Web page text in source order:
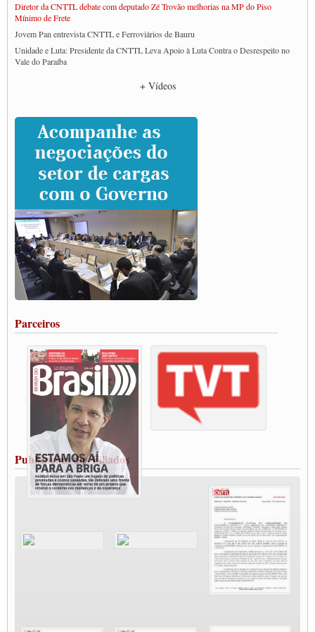
Diretor da CNTTL debate com deputado Zé Trovão melhorias na MP do Piso
Mínimo de Frete
Jovem Pan entrevista CNTTL e Ferroviários de Bauru
Unidade e Luta: Presidente da CNTTL Leva Apoio à Luta Contra o Desrespeito no
Vale do Paraíba
Caminhoneiros prometem paralisação e cobram diálogo com Lula
CNTTL e lideranças de caminhoneiros participam de debate sobre saúde nas
rodovias
Paulinho e Litti debatem política global para transporte rodoviário de cargas na
SUTCRA no Uruguai
Grande Conquista da Categoria transporte de Cargas e Caminhoneiros Autonomos
ENCONTRO INTERNACIONAL EM APOIO A CLASSE TRABALHADORA
DO BRASIL E A ELEIÇÃO 2022
Carta às Brasileiras e aos Brasileiros em Defesa do Estado Democrático de Direito
Paulinho, presidente da CNTTL, faz balanço do 3º Congresso da CNTTL
Caminhoneiros aprovam greve a partir do 1º de novembro
Rodoviários de Feira Santana fazem Assembleia para avaliar proposta de reajuste
salarial
Vacina Já: Lockdown de 24 horas dos trabalhadores em transportes está mantido,
Condutores de Guarulhos farão greve sanitária nesta terça-feira (20)
Paralisação dos Caminhoneiros na #BR285, entrocamento que liga o Mercosul ao
Rio Grande
Caminhoneiros bloqueiam duas faixas na Castello Branco e fazem protesto
Modal-Live #13 Aumento da Violência Contra Mulher e o Adoecimento da Classe
Trabalhadora em Tempos de Pandemia
MODAL-LIVE#12 POLÍTICAS PÚBLICAS DE TRANSPORTE PARA A
CLASSE TRABALHADORA E ELEIÇÕES NA PANDEMIA
MODAL-LIVE#11 POLÍTICAS PÚBLICAS DE TRANSPORTE
JUVENTUDE DO TRANSPORTE: POR QUE DEVEMOS NOS ORGANIZAR?
Fabio Primo testa positivo para Coronavírus, mas está bem de saúde
Modal-Live#9 Quais são os direitos dos trabalhador@s que contraem a Covid-19 na
Participe da Campanha Fora Bolsonaro
CNTTL e FECOOTAC apoiam Campanha de testes de COVID-19 para
MODAL-LIVE#8 - Lideranças sindicais da CNTTL, CGTB e dos caminhoneiros
O PAPEL DA ITF E FUTAC NAS LUTAS, EMPREGO, DIREITOS EM
+ Vídeos
Parceiros
Publicações dos Filiados